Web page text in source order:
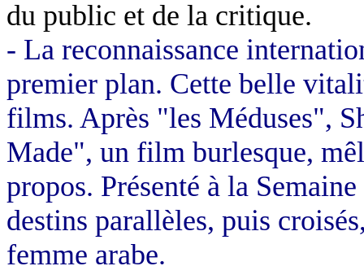
du public et de la critique.
- La reconnaissance
premier plan. Cette belle
films. Après "les Méduses",
Made", un film burlesque,
propos. Présenté à la
destins parallèles, puis
femme arabe.